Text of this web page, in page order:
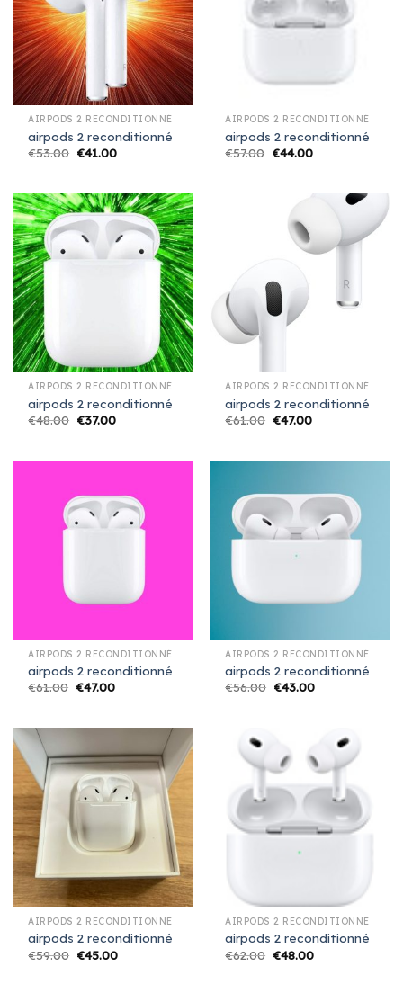
AIRPODS 2 RECONDITIONNÉ
airpods 2 reconditionné
€53.00 €41.00
AIRPODS 2 RECONDITIONNÉ
airpods 2 reconditionné
€57.00 €44.00
AIRPODS 2 RECONDITIONNÉ
airpods 2 reconditionné
€48.00 €37.00
AIRPODS 2 RECONDITIONNÉ
airpods 2 reconditionné
€61.00 €47.00
AIRPODS 2 RECONDITIONNÉ
airpods 2 reconditionné
€61.00 €47.00
AIRPODS 2 RECONDITIONNÉ
airpods 2 reconditionné
€56.00 €43.00
AIRPODS 2 RECONDITIONNÉ
airpods 2 reconditionné
€59.00 €45.00
AIRPODS 2 RECONDITIONNÉ
airpods 2 reconditionné
€62.00 €48.00